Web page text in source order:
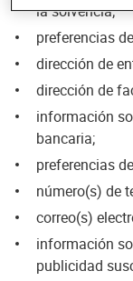
la solvencia;
preferencias
dirección de
dirección de
información
bancaria;
preferencias
número(s) de
correo(s)
información
publicidad